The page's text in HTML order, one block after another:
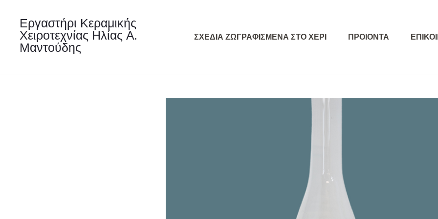
Εργαστήρι Κεραμικής
Χειροτεχνίας Ηλίας Α.
Μαντούδης
ΣΧΕΔΙΑ ΖΩΓΡΑΦΙΣΜΕΝΑ ΣΤΟ ΧΕΡΙ ΠΡΟΙΟΝΤΑ